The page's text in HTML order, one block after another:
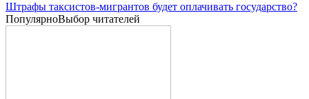
Штрафы таксистов-мигрантов будет оплачивать государство?
ПопулярноВыбор читателей